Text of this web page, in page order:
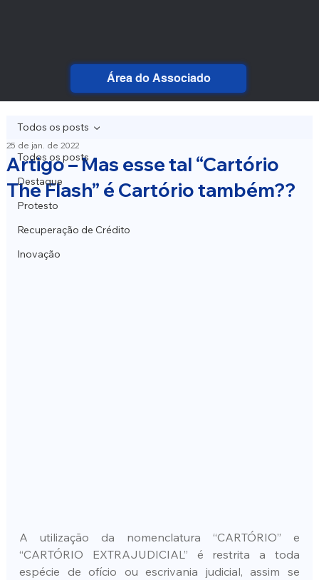
Área do Associado
Todos os posts
Destaque
Protesto
Recuperação de Crédito
Inovação
Todos os posts
Artigo – Mas esse tal “Cartório
The Flash” é Cartório também??
25 de jan. de 2022
A utilização da nomenclatura “CARTÓRIO” e
“CARTÓRIO EXTRAJUDICIAL” é restrita a toda
espécie de ofício ou escrivania judicial, assim se